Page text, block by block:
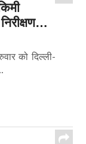
को दिल्ली-